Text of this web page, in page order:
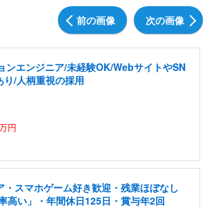
前の画像 次の画像
ンエンジニア/未経験OK/WebサイトやSN
/人柄重視の採用
円
・スマホゲーム好き歓迎・残業ほぼなし
高い」・年間休日125日・賞与年2回